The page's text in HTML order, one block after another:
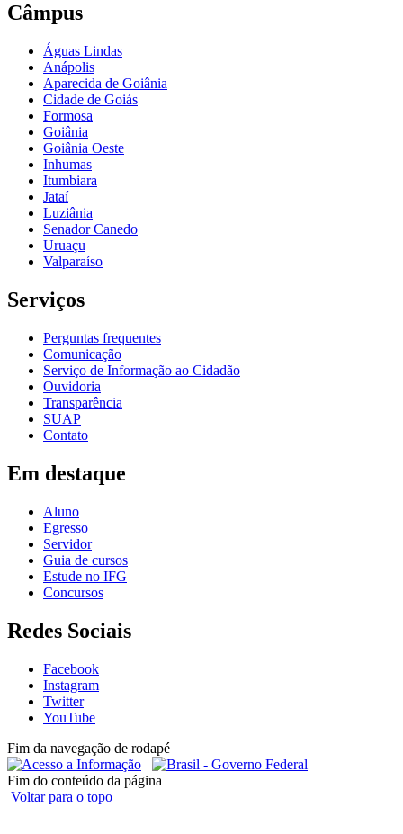
Câmpus
Águas Lindas
Anápolis
Aparecida de Goiânia
Cidade de Goiás
Formosa
Goiânia
Goiânia Oeste
Inhumas
Itumbiara
Jataí
Luziânia
Senador Canedo
Uruaçu
Valparaíso
Serviços
Perguntas frequentes
Comunicação
Serviço de Informação ao Cidadão
Ouvidoria
Transparência
SUAP
Contato
Em destaque
Aluno
Egresso
Servidor
Guia de cursos
Estude no IFG
Concursos
Redes Sociais
Facebook
Instagram
Twitter
YouTube
Fim da navegação de rodapé
Fim do conteúdo da página
Voltar para o topo